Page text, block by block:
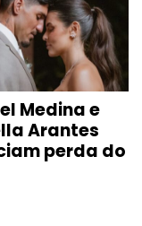
Medina e
Arantes
perda do